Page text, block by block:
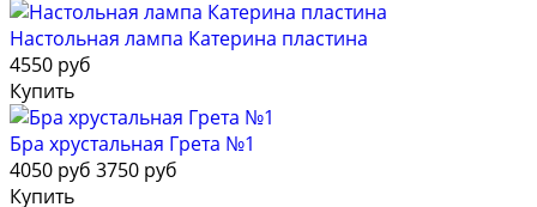
Настольная лампа Катерина пластина
4550 руб
Купить
Бра хрустальная Грета №1
4050 руб 3750 руб
Купить